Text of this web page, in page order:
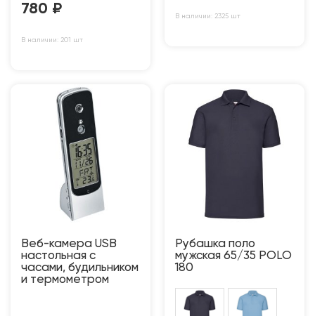
780 ₽
В наличии: 201 шт
В наличии: 2325 шт
Веб-камера USB
настольная с
часами, будильником
и термометром
Рубашка поло
мужская 65/35 POLO
180